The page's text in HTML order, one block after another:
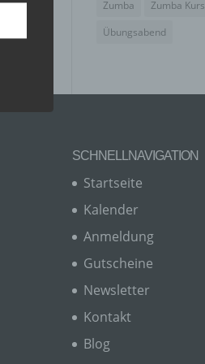
Zumba
Zumba Kurs
Übungsabend
SCHNELLNAVIGATION
Startseite
Kalender
Anmeldung
Gutscheine
Newsletter
Kontakt
Blog
zu